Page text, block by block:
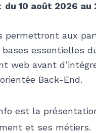
du 10 août 2026 au
permettront aux
bases essentielles
web avant
Back-End.
est la
et ses métiers.